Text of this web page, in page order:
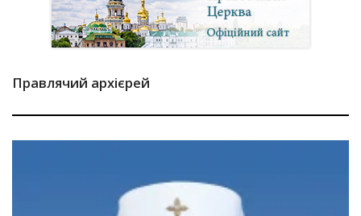
Правлячий архієрей